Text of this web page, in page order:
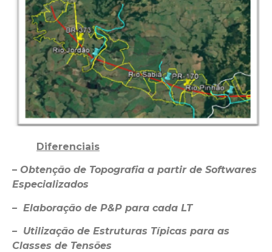
Diferenciais
– Obtenção de Topografia a partir de Softwares
Especializados
– Elaboração de P&P para cada LT
– Utilização de Estruturas Típicas para as
Classes de Tensões